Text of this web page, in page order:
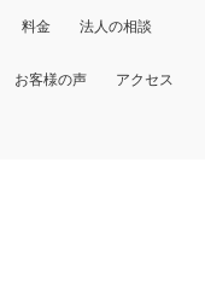
料金 法人の相談
お客様の声 アクセス